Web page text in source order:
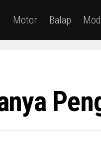
Motor Balap